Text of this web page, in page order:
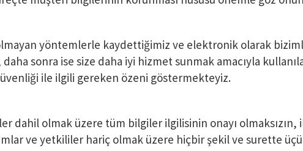
yöntemlerle kaydettiğimiz ve elektronik olarak
sonra ise size daha iyi hizmet sunmak amacıyla
ile ilgili gereken özeni göstermekteyiz.
dahil olmak üzere tüm bilgiler ilgilisinin onayı
ve yetkililer hariç olmak üzere hiçbir şekil ve surette